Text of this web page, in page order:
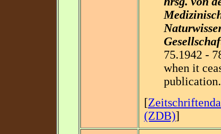
75.1942 -
when it
publication.
[
(ZDB)]